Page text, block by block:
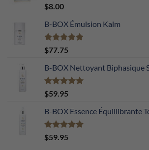
Note5.00
sur 5
$8.00
B-BOX Émulsion Kalm
Note5.00
sur 5
$77.75
B-BOX Nettoyant Biphasique
Note5.00
sur 5
$59.95
B-BOX Essence Équillibrante
Note5.00
sur 5
$59.95